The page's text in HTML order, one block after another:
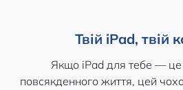
Твій iPad, твій
Якщо iPad для тебе — це
повсякденного життя, цей